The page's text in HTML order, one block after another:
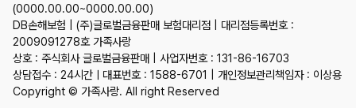
(0000.00.00~0000.00.00)
DB손해보험 | (주)글로벌금융판매 보험대리점 | 대리점등록번호 :
2009091278호 가족사랑
상호 : 주식회사 글로벌금융판매 | 사업자번호 : 131-86-16703
상담접수 : 24시간ㅣ대표번호 : 1588-6701 | 개인정보관리책임자 : 이상용
Copyright © 가족사랑. All right Reserved